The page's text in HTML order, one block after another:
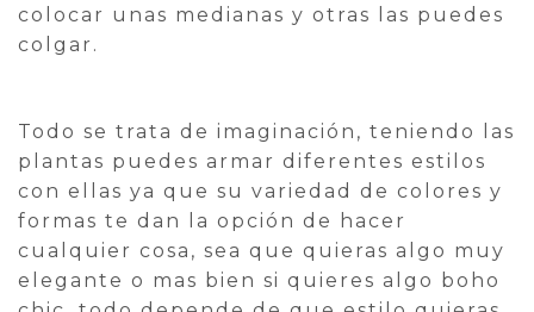
colocar unas medianas y otras las puedes
colgar.
Todo se trata de imaginación, teniendo las
plantas puedes armar diferentes estilos
con ellas ya que su variedad de colores y
formas te dan la opción de hacer
cualquier cosa, sea que quieras algo muy
elegante o mas bien si quieres algo boho